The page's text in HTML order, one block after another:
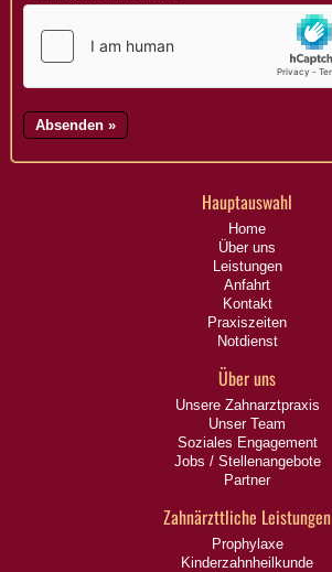
Hauptauswahl
Home
Über uns
Leistungen
Anfahrt
Kontakt
Praxiszeiten
Notdienst
Über uns
Unsere Zahnarztpraxis
Unser Team
Soziales Engagement
Jobs / Stellenangebote
Partner
Zahnärzttliche Leistungen
Prophylaxe
Kinderzahnheilkunde